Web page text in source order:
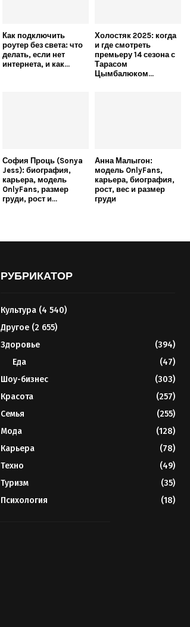
Как подключить
роутер без света: что
делать, если нет
интернета, и как...
Холостяк 2025: когда
и где смотреть
премьеру 14 сезона с
Тарасом
Цымбалюком...
София Проць (Sonya
Jess): биография,
карьера, модель
OnlyFans, размер
груди, рост и...
Анна Малыгон:
модель OnlyFans,
карьера, биография,
рост, вес и размер
груди
РУБРИКАТОР
Культура(4 540)
Другое(2 655)
Здоровье
(394)
Еда
(47)
Шоу-бизнес
(303)
Красота
(257)
Семья
(255)
Мода
(128)
Карьера
(78)
Техно
(49)
Туризм
(35)
Психология
(18)